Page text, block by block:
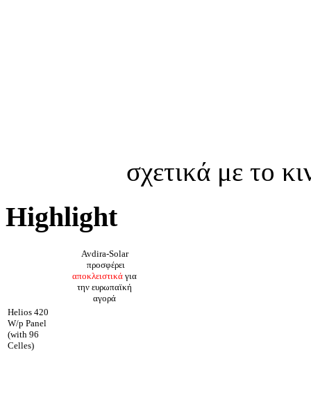
σχετικά με το
Highlight
Avdira-Solar
προσφέρει
αποκλειστικά για
την ευρωπαϊκή
αγορά
Helios 420
W/p Panel
(with 96
Celles)